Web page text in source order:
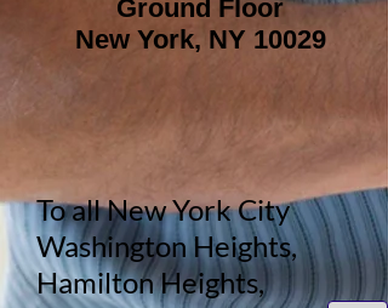
Ground Floor
New York, NY 10029
To all New York City
Washington Heights,
Hamilton Heights,